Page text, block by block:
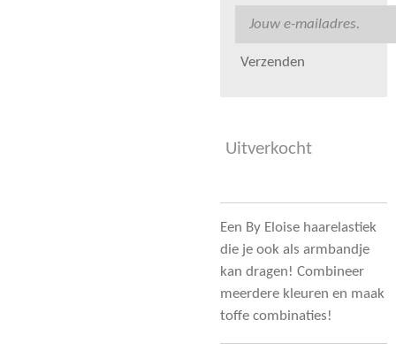
Verzenden
Uitverkocht
Een By Eloise haarelastiek
die je ook als armbandje
kan dragen! Combineer
meerdere kleuren en maak
toffe combinaties!